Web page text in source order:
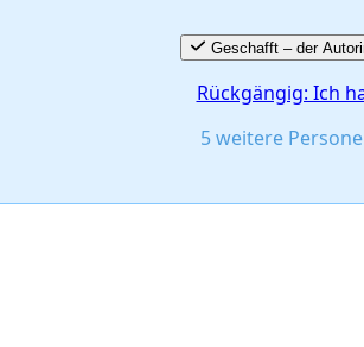
Geschafft – der
Rückgängig: Ich
5 weitere